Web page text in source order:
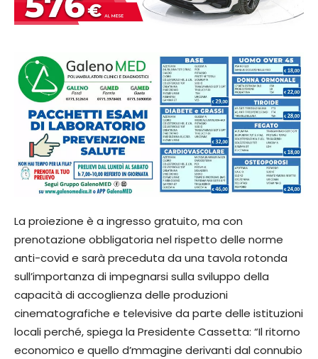
La proiezione è a ingresso gratuito, ma con
prenotazione obbligatoria nel rispetto delle norme
anti-covid e sarà preceduta da una tavola rotonda
sull’importanza di impegnarsi sulla sviluppo della
capacità di accoglienza delle produzioni
cinematografiche e televisive da parte delle istituzioni
locali perché, spiega la Presidente Cassetta: “Il ritorno
economico e quello d’mmagine derivanti dal connubio